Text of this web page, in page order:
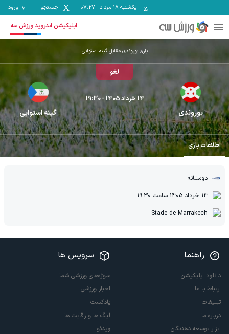
یکشنبه ۱۸ مرداد -
07:27 جستجو ورود
اپلیکیشن اندروید ورزش سه
بازی بوروندی مقابل گینه استوایی
لغو
بوروندی
14 خرداد 1405 - 19:30
گینه استوایی
اطلاعات بازی
دوستانه
14 خرداد 1405
ساعت 19:30
Stade de Marrakech
راهنما
دانلود اپلیکیشن
ارتباط با ما
تبلیغات
درباره ما
ابزار توسعه دهندگان
سرویس ها
سوژه‌های ورزشی شما
اخبار ورزشی
پادکست
لیگ ها و رقابت ها
ویدئو